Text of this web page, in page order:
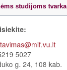
studijoms tvarka
5027
g. 24, 108 kab.